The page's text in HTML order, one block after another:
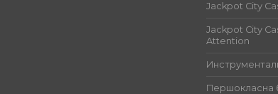
Jackpot City
Jackpot City
Attention
Першокласна